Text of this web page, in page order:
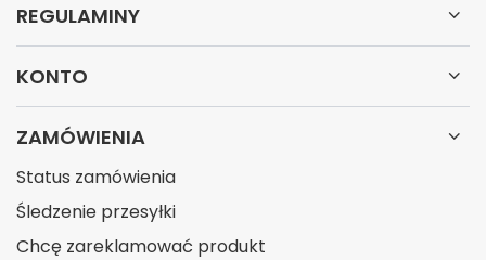
REGULAMINY
KONTO
ZAMÓWIENIA
Status zamówienia
Śledzenie przesyłki
Chcę zareklamować produkt